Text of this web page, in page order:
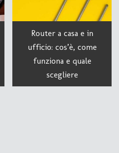
Router a casa e in
ufficio: cos’è, come
funziona e quale
scegliere